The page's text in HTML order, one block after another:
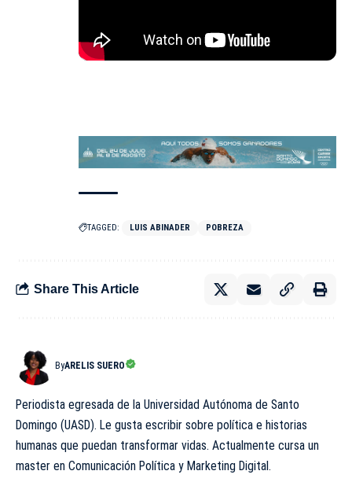
TAGGED: LUIS ABINADER POBREZA
Share This Article
ByARELIS SUERO
Periodista egresada de la Universidad Autónoma de Santo
Domingo (UASD). Le gusta escribir sobre política e historias
humanas que puedan transformar vidas. Actualmente cursa un
master en Comunicación Política y Marketing Digital.